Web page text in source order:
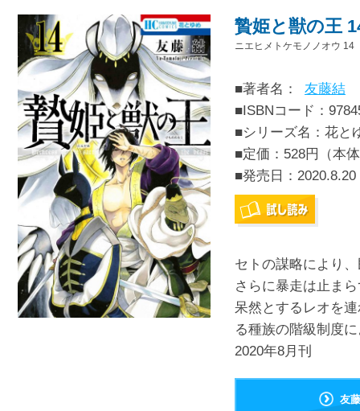
贄姫と獣の王
ニエヒメトケモノノオウ 14
■著者名：
友藤結
■ISBNコード：
■シリーズ名：花と
■定価：528円（本
■発売日： 2020.8.20
セトの謀略により
さらに暴走は止ま
呆然とするレオを
る種族の階級制度
2020年8月刊
友